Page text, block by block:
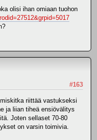
olisi ihan omiaan tuohon
#163
riittää vastukseksi
ja liian tiheä ensiövälitys
Joten sellaset 70-80
on varsin toimivia.